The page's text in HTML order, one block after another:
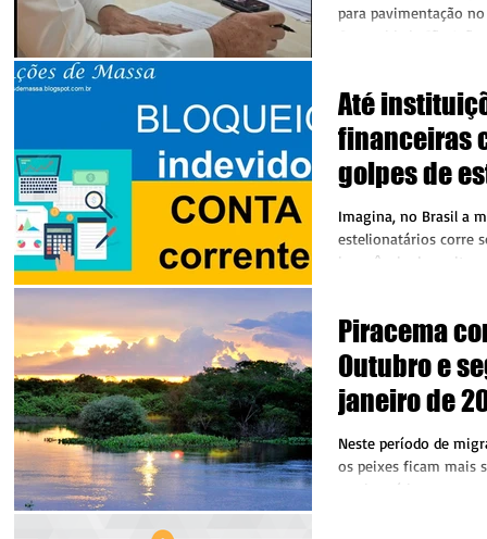
para pavimentação
Comunidade São
Até
financeiras
golpes de
Imagina, no Brasil a
estelionatários corre
ignorância de
Piracema
Outubro e segue até 31 de
janeiro de
de MT
Neste período de
os peixes ficam mais
por isso é